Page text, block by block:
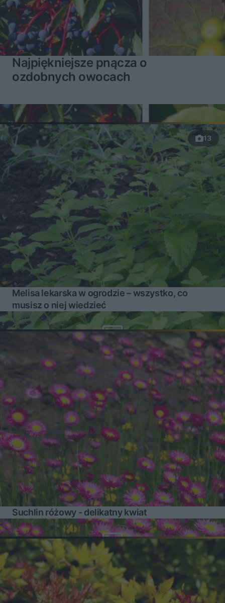
Najpiękniejsze pnącza o
ozdobnych owocach
13
Melisa lekarska w ogrodzie – wszystko, co
musisz o niej wiedzieć
Suchlin różowy - delikatny kwiat